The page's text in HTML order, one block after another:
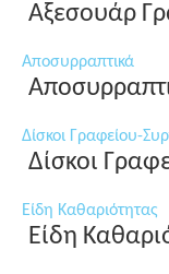
Αξεσουάρ
Αποσυρραπτικά
Δίσκοι Γραφείου-
Δίσκοι
Είδη Καθαριότητας
Είδη